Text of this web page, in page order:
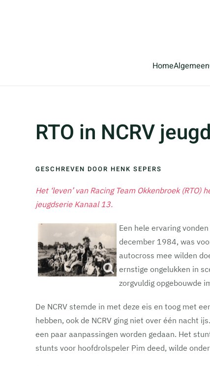
HomeAlgemeen
RTO in NCRV
GESCHREVEN DOOR HENK SEPERS
Het ‘leven’ van Racing Team Okkenbroek
jeugdserie Kanaal 13.
Een hele ervaring
december 1984, was
autocross mee wilden
ernstige ongelukken in
zorgvuldig opgebouwde
De NCRV stemde in met deze eis en toog met
hebben, ook de NCRV ging niet over één nacht
een paar aanpassingen worden gedaan. Het
stunts voor hoofdrolspeler Pim deed, wilde